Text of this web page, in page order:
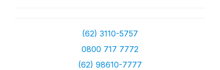
(62) 3110-5757
0800 717 7772
(62) 98610-7777